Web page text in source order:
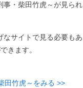
・柴田竹虎～が見ら
サイトで見る必要も
きます。
田竹虎～をみる >>